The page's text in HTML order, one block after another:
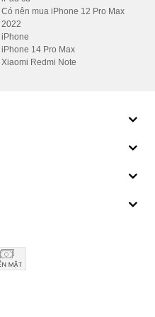
mm (6.40 x 3.00 x 0.34 in)
Đạt chuẩn IP65, chống bụi
hỗ trợ 1 tỷ màu, tần số quét
Có nên mua iPhone 12 Pro Max
2022
iPhone
iPhone 14 Pro Max
Xiaomi Redmi Note